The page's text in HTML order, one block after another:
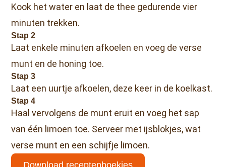
Kook het water en laat de thee gedurende vier
minuten trekken.
Stap 2
Laat enkele minuten afkoelen en voeg de verse
munt en de honing toe.
Stap 3
Laat een uurtje afkoelen, deze keer in de koelkast.
Stap 4
Haal vervolgens de munt eruit en voeg het sap
van één limoen toe. Serveer met ijsblokjes, wat
verse munt en een schijfje limoen.
Download receptenboekjes